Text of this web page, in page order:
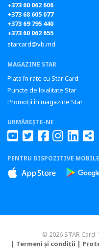
+373 60 062 606
+373 68 605 077
+373 69 795 440
+373 60 062 655
starcard@vb.md
MAGAZINE STAR
Plata în rate cu Star Card
Puncte de loialitate Star
Promoții în magazine Star
URMĂREȘTE-NE
PENTRU DISPOZITIVE MOBILE
© 2026 STAR
| Termeni și condiții |